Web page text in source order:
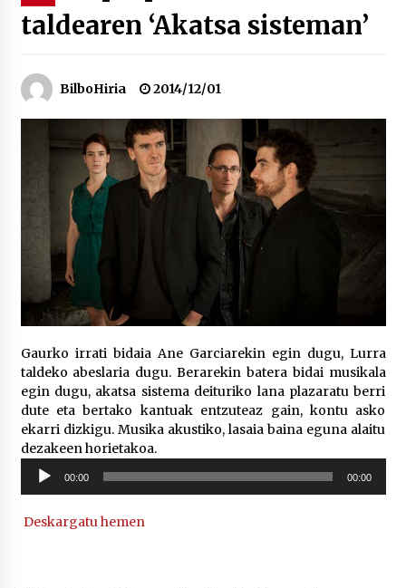
Bakaikuko barnetegitik gazteek egindako saio
berezia
2026/07/16
Tuba eta bonbardinoaren astea, Bilboko
Kontserbatorioan protagonista
Auzoportala : 1×04 Auzofoniak
2026/07/15
Gaur abitua da Bilbao bbk live jaialdia
2026/07/09
POTTO: San Pedro jaietako bertso-saioa
2026/07/09
taldearen ‘Akatsa sisteman’
BilboHiria 2014/12/01
Gaurko irrati bidaia Ane Garciarekin egin dugu, Lurra
taldeko abeslaria dugu. Berarekin batera bidai musikala
egin dugu, akatsa sistema deituriko lana plazaratu berri
dute eta bertako kantuak entzuteaz gain, kontu asko
ekarri dizkigu. Musika akustiko, lasaia baina eguna alaitu
dezakeen horietakoa.
Soinu
erreproduzigailua
00:00 00:00
Deskargatu hemen